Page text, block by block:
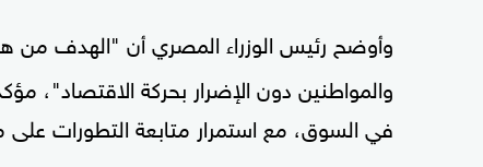
وأوضح رئيس الوزراء المصري أن "الهدف من
والمواطنين دون الإضرار بحركة الاقتصاد"،
في السوق، مع استمرار متابعة التطورات على